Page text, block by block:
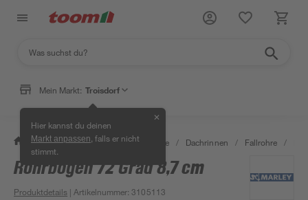
Mein Markt: Troisdorf
Hier kannst du deinen
Markt anpassen , falls er nicht
stimmt.
✕
/ Bauen & Renovieren / Baustoffe / Dachrinnen / Fallrohre /
Rohrbogen 72 Grad 8,7 cm
Produktdetails | Artikelnummer:3105113